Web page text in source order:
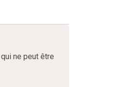
ne peut être